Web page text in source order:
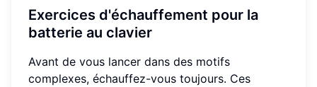
Exercices d'échauffement pour la
batterie au clavier
Avant de vous lancer dans des motifs
complexes, échauffez-vous toujours. Ces